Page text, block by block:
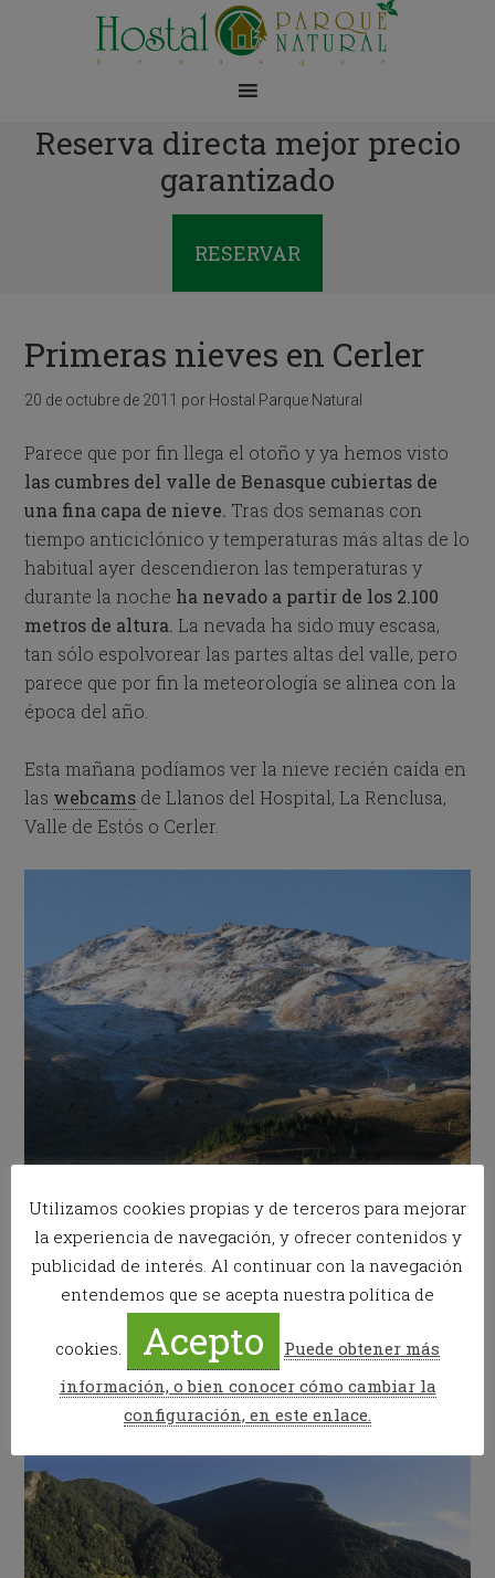
Reserva directa mejor precio
garantizado
RESERVAR
Primeras nieves en Cerler
20 de octubre de 2011 por Hostal Parque Natural
Parece que por fin llega el otoño y ya hemos visto
las cumbres del valle de Benasque cubiertas de
una fina capa de nieve. Tras dos semanas con
tiempo anticiclónico y temperaturas más altas de lo
habitual ayer descendieron las temperaturas y
durante la noche ha nevado a partir de los 2.100
metros de altura. La nevada ha sido muy escasa,
tan sólo espolvorear las partes altas del valle, pero
parece que por fin la meteorología se alinea con la
época del año.
Esta mañana podíamos ver la nieve recién caída en
las webcams de Llanos del Hospital, La Renclusa,
Valle de Estós o Cerler.
20 de octubre, pico Gallinero en Cerler
Y no os perdáis lo bonito que está el valle conlos
colores del otoño.
Los bosques se están tiñendo de
miles de tonos de verde, amarillo, naranja y rojo.
Utilizamos cookies propias y de terceros para mejorar
la experiencia de navegación, y ofrecer contenidos y
publicidad de interés. Al continuar con la navegación
entendemos que se acepta nuestra política de
cookies. Acepto
Puede obtener más
información, o bien conocer cómo cambiar la
configuración, en este enlace.